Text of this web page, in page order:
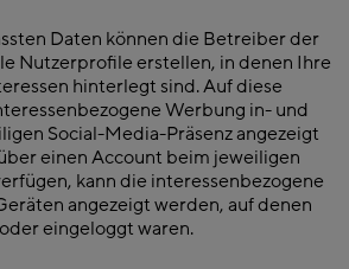
Daten können die Betreiber der
Nutzerprofile erstellen, in denen Ihre
hinterlegt sind. Auf diese
Werbung in- und
Social-Media-Präsenz angezeigt
einen Account beim jeweiligen
kann die interessenbezogene
angezeigt werden, auf denen
eingeloggt waren.